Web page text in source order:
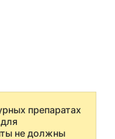
препаратах
не должны